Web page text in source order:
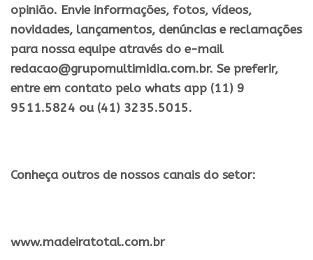
opinião. Envie informações, fotos, vídeos,
novidades, lançamentos, denúncias e reclamações
para nossa equipe através do e-mail
redacao@grupomultimidia.com.br. Se preferir,
entre em contato pelo whats app (11) 9
9511.5824 ou (41) 3235.5015.
Conheça outros de nossos canais do setor:
​www.madeiratotal.com.br